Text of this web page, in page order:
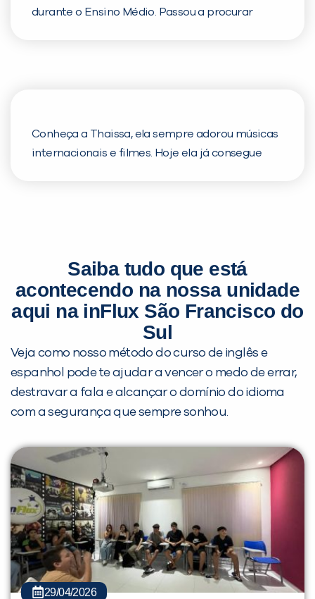
durante o Ensino Médio. Passou a procurar
procurando. E um ano e meio depois, ela estava
Conheça a Thaissa, ela sempre adorou músicas
internacionais e filmes. Hoje ela já consegue
meu segundo idioma estrangeiro para me
ajudar a ter melhores oportunidades no meu
futuro” ela contou, falando nos dois idiomas
muito bem.
Saiba tudo que está
acontecendo na nossa unidade
aqui na inFlux São Francisco do
Sul
Veja como nosso método do curso de inglês e
espanhol pode te ajudar a vencer o medo de errar,
destravar a fala e alcançar o domínio do idioma
com a segurança que sempre sonhou.
29/04/2026